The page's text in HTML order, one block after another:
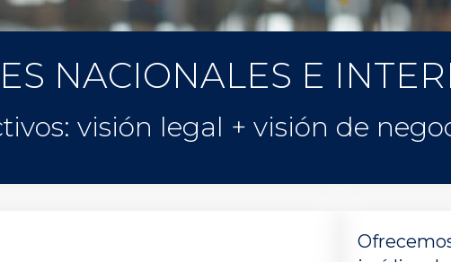
NACIONALES E
visión legal + visión de